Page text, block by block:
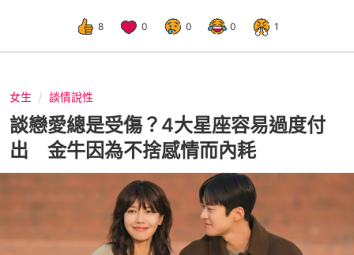
8 0 0 0 1
女生 談情說性
談戀愛總是受傷？4大星座容易過度付
出 金牛因為不捨感情而內耗